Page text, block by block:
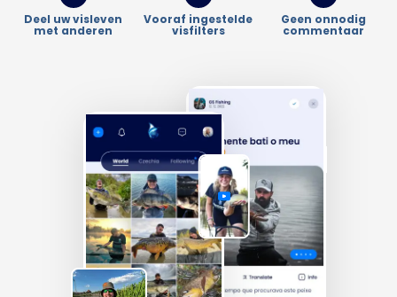
Deel uw visleven
met anderen
Vooraf ingestelde
visfilters
Geen onnodig
commentaar